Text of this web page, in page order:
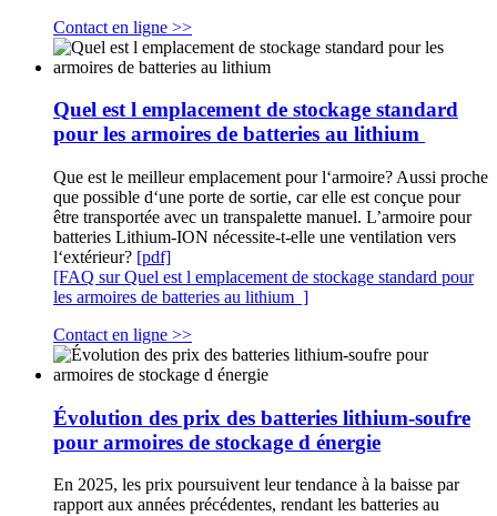
Contact en ligne >>
Quel est l emplacement de stockage standard
pour les armoires de batteries au lithium
Que est le meilleur emplacement pour l‘armoire? Aussi proche
que possible d‘une porte de sortie, car elle est conçue pour
être transportée avec un transpalette manuel. L’armoire pour
batteries Lithium-ION nécessite-t-elle une ventilation vers
l‘extérieur? [pdf]
[FAQ sur Quel est l emplacement de stockage standard pour
les armoires de batteries au lithium ]
Contact en ligne >>
Évolution des prix des batteries lithium-soufre
pour armoires de stockage d énergie
En 2025, les prix poursuivent leur tendance à la baisse par
rapport aux années précédentes, rendant les batteries au